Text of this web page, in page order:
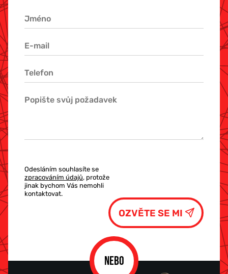
Odesláním souhlasíte se
zpracováním údajů, protože
jinak bychom Vás nemohli
kontaktovat.
NEBO